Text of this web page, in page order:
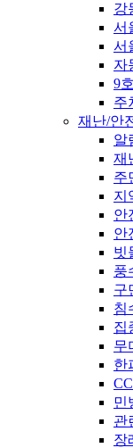
강
서
서
자
9
주
재난/안
알
재
주
지
안
안
빗
풍
구
침
집
무
한
민
관
장